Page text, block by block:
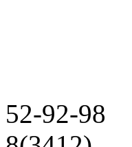
52-92-98